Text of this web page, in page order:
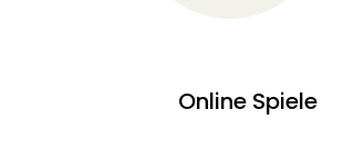
Online Spiele